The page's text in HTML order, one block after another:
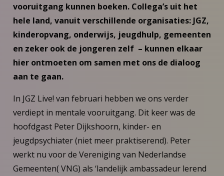
vooruitgang kunnen boeken. Collega’s uit het
hele land, vanuit verschillende organisaties: JGZ,
kinderopvang, onderwijs, jeugdhulp, gemeenten
en zeker ook de jongeren zelf – kunnen elkaar
hier ontmoeten om samen met ons de dialoog
aan te gaan.
In JGZ Live! van februari hebben we ons verder
verdiept in mentale vooruitgang. Dit keer was de
hoofdgast Peter Dijkshoorn, kinder- en
jeugdpsychiater (niet meer praktiserend). Peter
werkt nu voor de Vereniging van Nederlandse
Gemeenten( VNG) als ‘landelijk ambassadeur lerend